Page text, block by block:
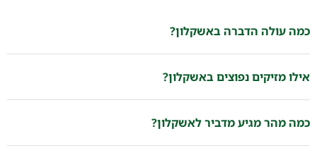
כמה עולה הדברה באשקלון?
אילו מזיקים נפוצים באשקלון?
כמה מהר מגיע מדביר לאשקלון?